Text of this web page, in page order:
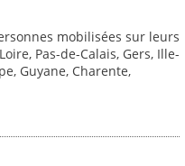
mobilisées sur leurs
Pas-de-Calais, Gers, Ille-
Guyane, Charente,